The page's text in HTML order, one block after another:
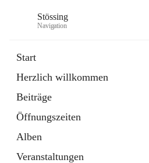
Stössing
Navigation
Start
Herzlich willkommen
Beiträge
Öffnungszeiten
Alben
Veranstaltungen
Datei
in
Tab
Kindergarten
öffnet
in
neuem
Tab